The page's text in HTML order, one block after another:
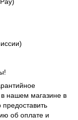
нашем магазине в
об оплате и